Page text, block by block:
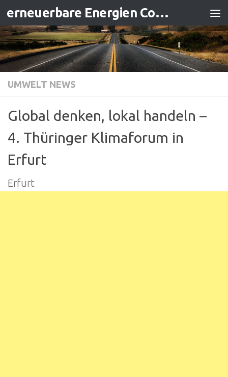
Zum Inhalt springen erneuerbare Energien Contracting
UMWELT NEWS
Global denken, lokal handeln –
4. Thüringer Klimaforum in
Erfurt
Erfurt